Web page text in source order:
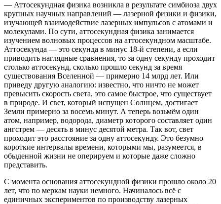
— Аттосекундная физика возникла в результате симбиоза двух
крупных научных направлений — лазерной физики и физики,
изучающей взаимодействие лазерных импульсов с атомами и
молекулами. По сути, аттосекундная физика занимается
изучением волновых процессов на аттосекундном масштабе.
Аттосекунда — это секунда в минус 18-й степени, а если
приводить наглядные сравнения, то за одну секунду проходит
столько аттосекунд, сколько прошло секунд за время
существования Вселенной — примерно 14 млрд лет. Или
приведу другую аналогию: известно, что ничто не может
превысить скорость света, это самое быстрое, что существует
в природе. И свет, который испущен Солнцем, достигает
Земли примерно за восемь минут. А теперь возьмём один
атом, например, водорода, диаметр которого составляет один
ангстрем — десять в минус десятой метра. Так вот, свет
проходит это расстояние за одну аттосекунду. Это безумно
короткие интервалы времени, которыми мы, разумеется, в
обыденной жизни не оперируем и которые даже сложно
представить.
С момента основания аттосекундной физики прошло около 20
лет, что по меркам науки немного. Начиналось всё с
единичных экспериментов по производству лазерных